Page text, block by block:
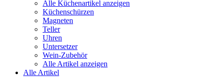
Alle Küchenartikel anzeigen
Küchenschürzen
Magneten
Teller
Uhren
Untersetzer
Wein-Zubehör
Alle Artikel anzeigen
Alle Artikel